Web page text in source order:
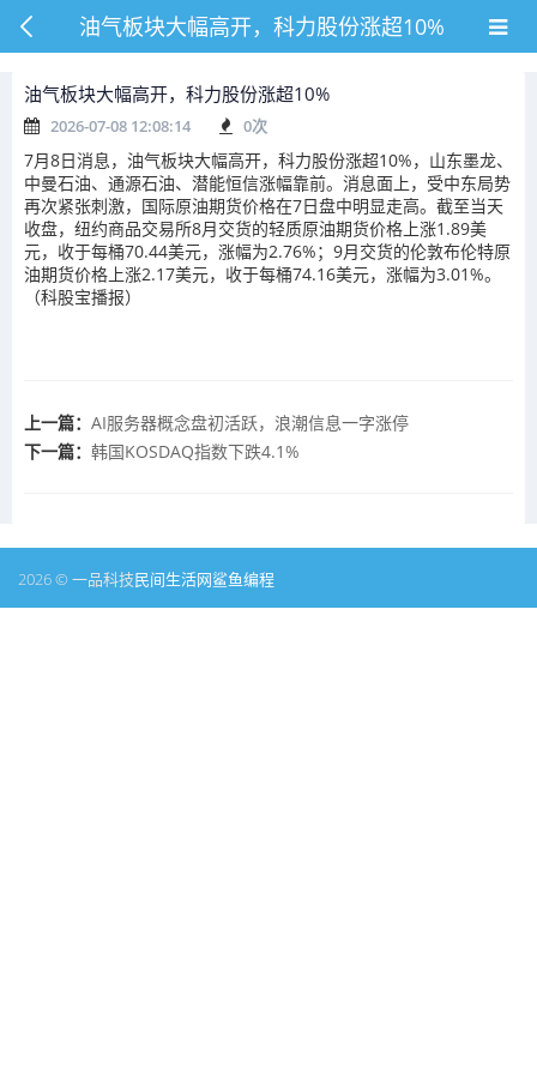
油气板块大幅高开，科力股份涨超10%
油气板块大幅高开，科力股份涨超10%
2026-07-08 12:08:14 0次
7月8日消息，油气板块大幅高开，科力股份涨超10%，山东墨龙、
中曼石油、通源石油、潜能恒信涨幅靠前。消息面上，受中东局势
再次紧张刺激，国际原油期货价格在7日盘中明显走高。截至当天
收盘，纽约商品交易所8月交货的轻质原油期货价格上涨1.89美
元，收于每桶70.44美元，涨幅为2.76%；9月交货的伦敦布伦特原
油期货价格上涨2.17美元，收于每桶74.16美元，涨幅为3.01%。
（科股宝播报）
上一篇： AI服务器概念盘初活跃，浪潮信息一字涨停
下一篇： 韩国KOSDAQ指数下跌4.1%
2026 © 一品科技民间生活网鲨鱼编程